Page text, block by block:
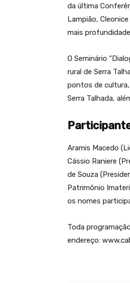
da última
Lampião,
mais
O Seminário
rural de Serra
pontos de
Serra Talhada,
Aramis Macedo
Cássio Raniere
de Souza
Patrimônio
os nomes
Toda
endereço: